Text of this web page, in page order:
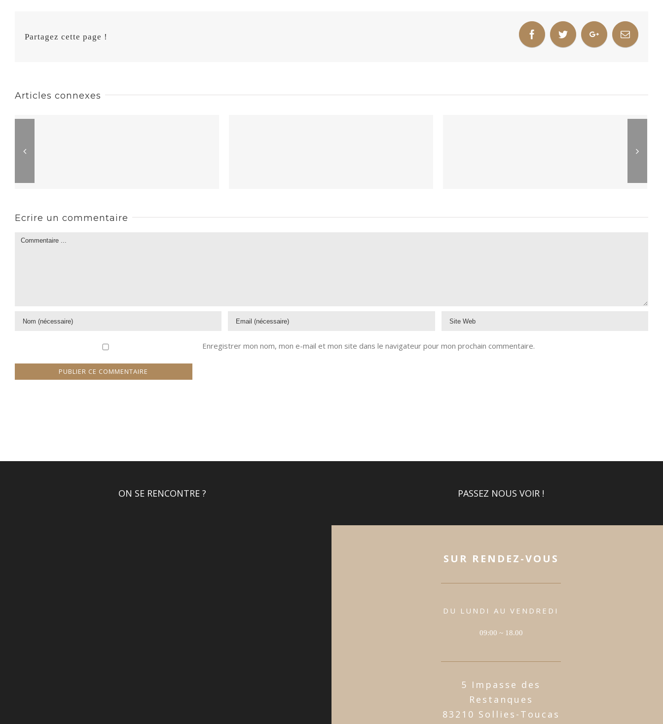
Partagez cette page !
Articles connexes
Ecrire un commentaire
Enregistrer mon nom, mon e-mail et mon site dans le navigateur pour mon prochain commentaire.
ON SE RENCONTRE ? PASSEZ NOUS VOIR !
SUR RENDEZ-VOUS
DU LUNDI AU VENDREDI
09:00 ~ 18.00
5 Impasse des
Restanques
83210 Sollies-Toucas